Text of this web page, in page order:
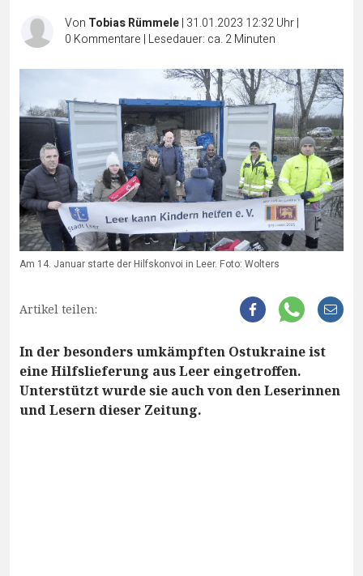
Von Tobias Rümmele| 31.01.2023 12:32 Uhr|
0 Kommentare | Lesedauer: ca. 2 Minuten
Am 14. Januar starte der Hilfskonvoi in Leer. Foto: Wolters
Artikel teilen:
In der besonders umkämpften Ostukraine ist
eine Hilfslieferung aus Leer eingetroffen.
Unterstützt wurde sie auch von den Leserinnen
und Lesern dieser Zeitung.